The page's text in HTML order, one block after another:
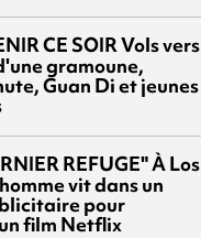
CE SOIRVols vers
gramoune,
Guan Di et jeunes
REFUGE"À Los
vit dans un
pour
film Netflix